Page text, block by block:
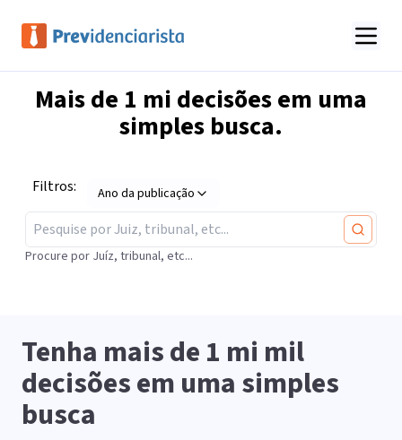
Mais de 1 mi decisões em uma
simples busca.
Filtros: Ano da publicação
Procure por Juíz, tribunal, etc...
Tenha mais de1 mi mil
decisões em uma simples
busca